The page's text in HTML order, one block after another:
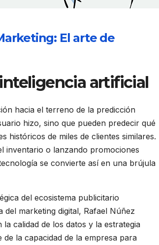
El arte de
artificial
hacia el terreno de la predicción
hizo, sino que pueden predecir qué
históricos de miles de clientes similares.
inventario o lanzando promociones
se convierte así en una brújula
del ecosistema publicitario
marketing digital, Rafael Núñez
calidad de los datos y la estrategia
la capacidad de la empresa para